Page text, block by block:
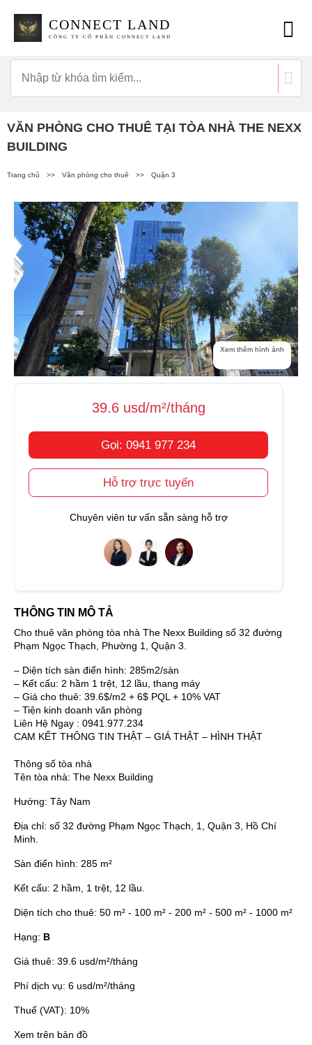
CONNECT LAND
CÔNG TY CỔ PHẦN CONNECT LAND
VĂN PHÒNG CHO THUÊ TẠI TÒA NHÀ THE NEXX
BUILDING
Trang chủ >> Văn phòng cho thuê >> Quận 3
Xem thêm hình ảnh
39.6 usd/m²/tháng
Gọi: 0941 977 234
Hỗ trợ trực tuyến
Chuyên viên tư vấn sẵn sàng hỗ trợ
THÔNG TIN MÔ TẢ
Cho thuê văn phòng tòa nhà The Nexx Building số 32 đường
Phạm Ngọc Thạch, Phường 1, Quận 3.
– Diện tích sàn điển hình: 285m2/sàn
– Kết cấu: 2 hầm 1 trệt, 12 lầu, thang máy
– Giá cho thuê: 39.6$/m2 + 6$ PQL + 10% VAT
– Tiện kinh doanh văn phòng
Liên Hệ Ngay : 0941.977.234
CAM KẾT THÔNG TIN THẬT – GIÁ THẬT – HÌNH THẬT
Thông số tòa nhà
Tên tòa nhà: The Nexx Building
Hướng: Tây Nam
Địa chỉ: số 32 đường Phạm Ngọc Thạch, 1, Quận 3, Hồ Chí
Minh.
Sàn điển hình: 285 m²
Kết cấu: 2 hầm, 1 trệt, 12 lầu.
Diện tích cho thuê: 50 m² - 100 m² - 200 m² - 500 m² - 1000 m²
Hạng: B
Giá thuê: 39.6 usd/m²/tháng
Phí dịch vụ: 6 usd/m²/tháng
Thuế (VAT): 10%
Xem trên bản đồ